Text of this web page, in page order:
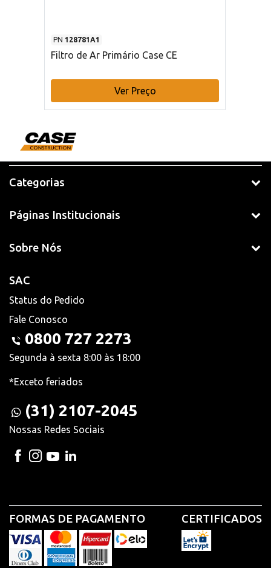
PN 128781A1
Filtro de Ar Primário Case CE
Ver Preço
Categorias
Páginas Institucionais
Sobre Nós
SAC
Status do Pedido
Fale Conosco
0800 727 2273
Segunda à sexta 8:00 às 18:00
*Exceto feriados
(31) 2107-2045
Nossas Redes Sociais
FORMAS DE PAGAMENTO CERTIFICADOS